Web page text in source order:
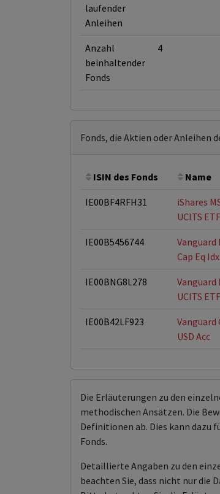
laufender
Anleihen
Anzahl
beinhaltender
Fonds
4
Fonds, die Aktien oder Anleihen
ISIN des Fonds Name
IE00BF4RFH31
iShares
UCITS
IE00B5456744
Vanguard
Cap Eq
IE00BNG8L278
Vanguard
UCITS
IE00B42LF923
Vanguard
USD Acc
Die Erläuterungen zu den
methodischen Ansätzen. Die
Definitionen ab. Dies kann dazu
Fonds.
Detaillierte Angaben zu den
beachten Sie, dass nicht nur die